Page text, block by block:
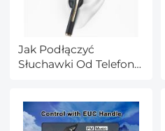
Jak Podłączyć
Słuchawki Od Telefonu